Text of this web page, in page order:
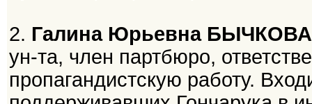
2. Галина Юрьевна БЫЧКОВА
ун-та, член партбюро,
пропагандистскую работу.